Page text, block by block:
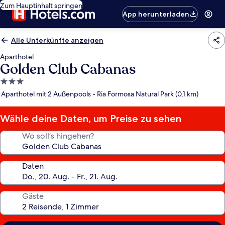
Zum Hauptinhalt springen
App herunterladen
Alle Unterkünfte anzeigen
Aparthotel
Golden Club Cabanas
3.0-
Sterne-
Aparthotel mit 2 Außenpools - Ria Formosa Natural Park (0,1 km)
Wähle deine Daten, um Preise zu sehen
Wo soll’s hingehen?
Daten
Gäste